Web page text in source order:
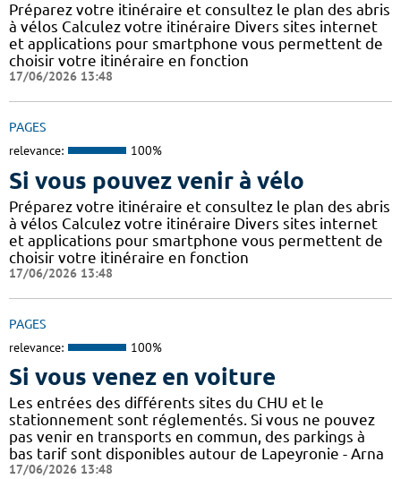
Préparez votre itinéraire et consultez le plan des abris
à vélos Calculez votre itinéraire Divers sites internet
et applications pour smartphone vous permettent de
choisir votre itinéraire en fonction
17/06/2026 13:48
PAGES
relevance: 100%
Si vous pouvez venir à vélo
Préparez votre itinéraire et consultez le plan des abris
à vélos Calculez votre itinéraire Divers sites internet
et applications pour smartphone vous permettent de
choisir votre itinéraire en fonction
17/06/2026 13:48
PAGES
relevance: 100%
Si vous venez en voiture
Les entrées des différents sites du CHU et le
stationnement sont réglementés. Si vous ne pouvez
pas venir en transports en commun, des parkings à
bas tarif sont disponibles autour de Lapeyronie - Arna
17/06/2026 13:48